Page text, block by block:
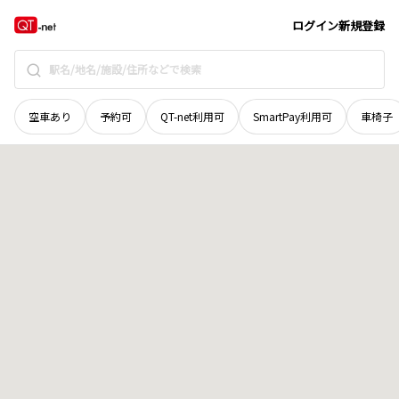
ログイン新規登録
空車あり 予約可 QT-net利用可 SmartPay利用可 車椅子
宮城県